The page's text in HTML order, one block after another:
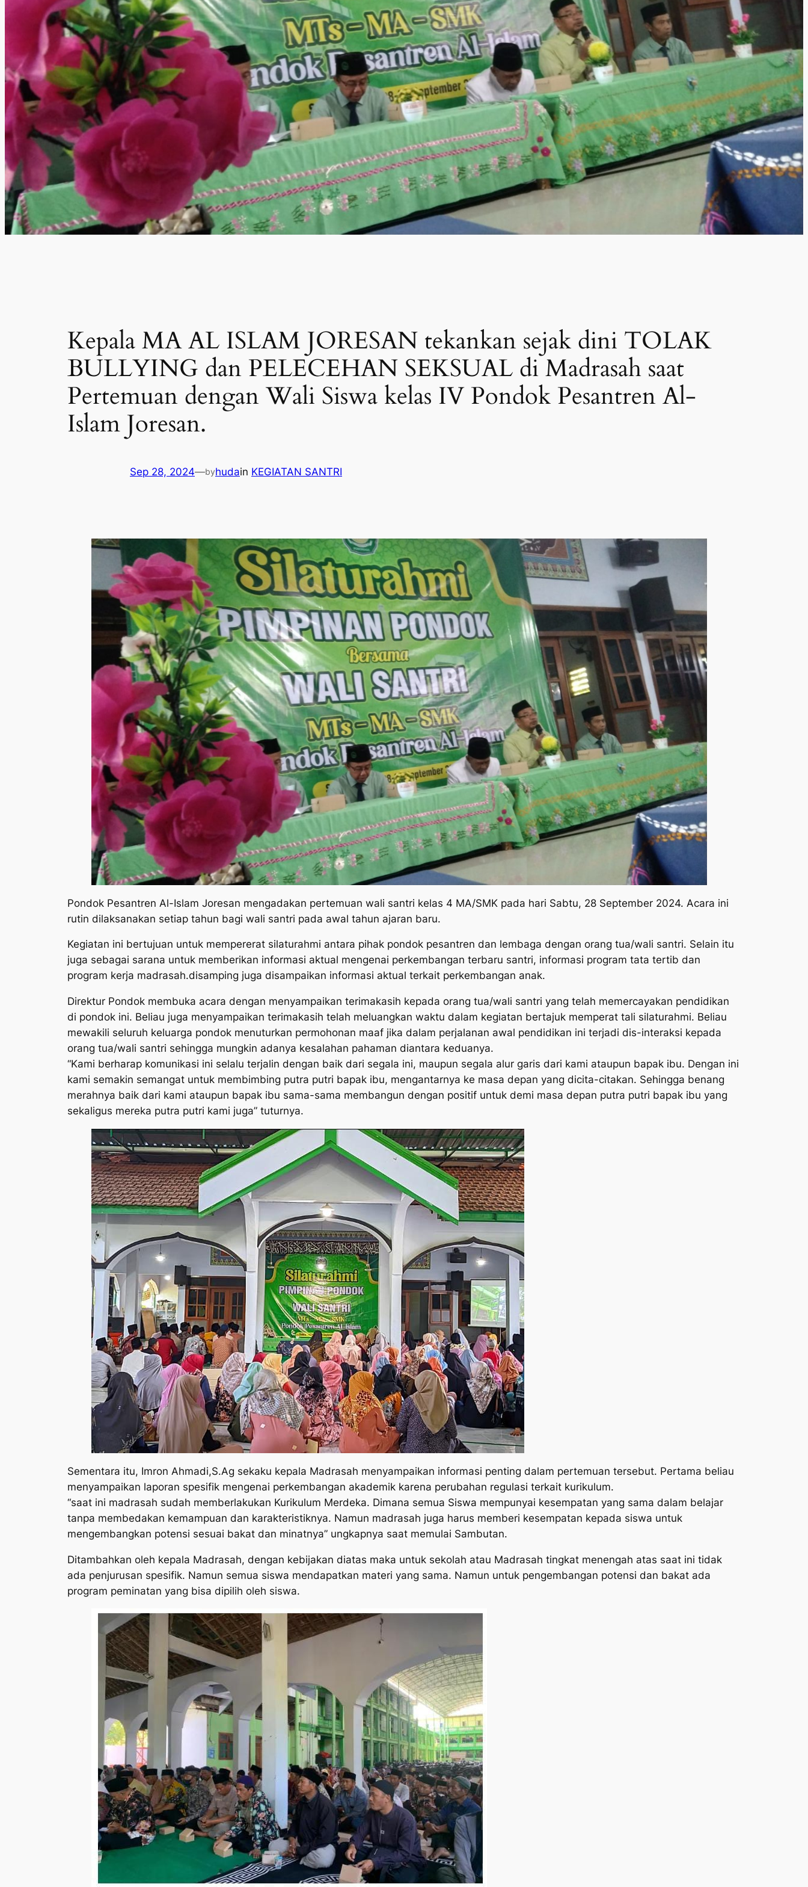
Kepala MA AL ISLAM JORESAN tekankan sejak dini TOLAK
BULLYING dan PELECEHAN SEKSUAL di Madrasah saat
Pertemuan dengan Wali Siswa kelas IV Pondok Pesantren Al-
Islam Joresan.
Sep 28, 2024—byhudain KEGIATAN SANTRI
Pondok Pesantren Al-Islam Joresan mengadakan pertemuan wali santri kelas 4 MA/SMK pada hari Sabtu, 28 September 2024. Acara ini
rutin dilaksanakan setiap tahun bagi wali santri pada awal tahun ajaran baru.
Kegiatan ini bertujuan untuk mempererat silaturahmi antara pihak pondok pesantren dan lembaga dengan orang tua/wali santri. Selain itu
juga sebagai sarana untuk memberikan informasi aktual mengenai perkembangan terbaru santri, informasi program tata tertib dan
program kerja madrasah.disamping juga disampaikan informasi aktual terkait perkembangan anak.
Direktur Pondok membuka acara dengan menyampaikan terimakasih kepada orang tua/wali santri yang telah memercayakan pendidikan
di pondok ini. Beliau juga menyampaikan terimakasih telah meluangkan waktu dalam kegiatan bertajuk memperat tali silaturahmi. Beliau
mewakili seluruh keluarga pondok menuturkan permohonan maaf jika dalam perjalanan awal pendidikan ini terjadi dis-interaksi kepada
orang tua/wali santri sehingga mungkin adanya kesalahan pahaman diantara keduanya.
“Kami berharap komunikasi ini selalu terjalin dengan baik dari segala ini, maupun segala alur garis dari kami ataupun bapak ibu. Dengan ini
kami semakin semangat untuk membimbing putra putri bapak ibu, mengantarnya ke masa depan yang dicita-citakan. Sehingga benang
merahnya baik dari kami ataupun bapak ibu sama-sama membangun dengan positif untuk demi masa depan putra putri bapak ibu yang
sekaligus mereka putra putri kami juga” tuturnya.
Sementara itu, Imron Ahmadi,S.Ag sekaku kepala Madrasah menyampaikan informasi penting dalam pertemuan tersebut. Pertama beliau
menyampaikan laporan spesifik mengenai perkembangan akademik karena perubahan regulasi terkait kurikulum.
“saat ini madrasah sudah memberlakukan Kurikulum Merdeka. Dimana semua Siswa mempunyai kesempatan yang sama dalam belajar
tanpa membedakan kemampuan dan karakteristiknya. Namun madrasah juga harus memberi kesempatan kepada siswa untuk
mengembangkan potensi sesuai bakat dan minatnya” ungkapnya saat memulai Sambutan.
Ditambahkan oleh kepala Madrasah, dengan kebijakan diatas maka untuk sekolah atau Madrasah tingkat menengah atas saat ini tidak
ada penjurusan spesifik. Namun semua siswa mendapatkan materi yang sama. Namun untuk pengembangan potensi dan bakat ada
program peminatan yang bisa dipilih oleh siswa.